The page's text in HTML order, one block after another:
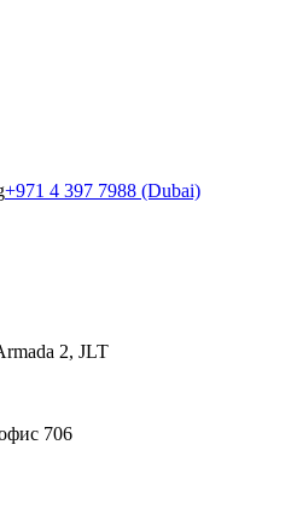
+971 4 397 7988 (Dubai)
2, JLT
706